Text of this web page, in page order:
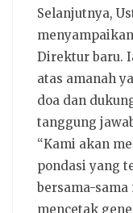
Selanjutnya,
Direktur baru.
atas amanah
doa dan
tanggung
“Kami akan
pondasi yang
bersama-
mencetak